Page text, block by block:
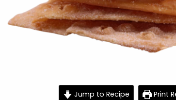
Jump to Recipe Print
minutes